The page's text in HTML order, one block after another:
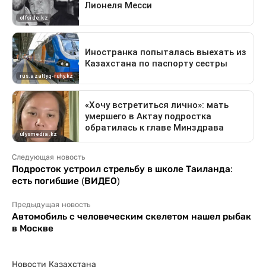
Следующая новость
Подросток устроил стрельбу в школе Таиланда:
есть погибшие (ВИДЕО)
Предыдущая новость
Автомобиль с человеческим скелетом нашел рыбак
в Москве
Новости Казахстана